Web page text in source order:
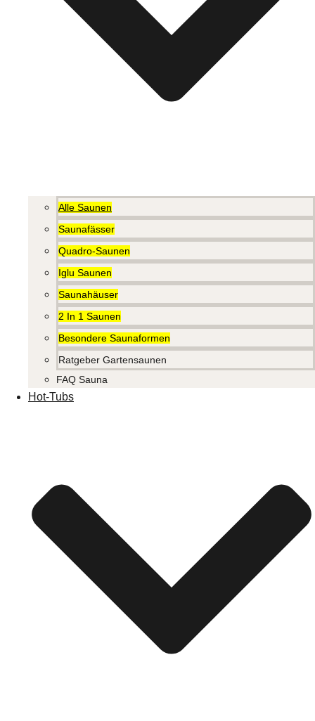
Alle Saunen
Saunafässer
Quadro-Saunen
Iglu Saunen
Saunahäuser
2 In 1 Saunen
Besondere Saunaformen
Ratgeber Gartensaunen
FAQ Sauna
Hot-Tubs